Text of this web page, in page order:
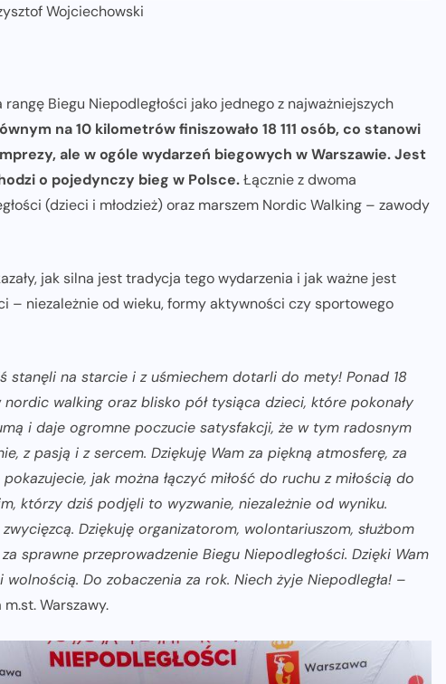
Wojciechowski
Biegu Niepodległości jako jednego z najważniejszych
na 10 kilometrów finiszowało 18 111 osób, co stanowi
ale w ogóle wydarzeń biegowych w Warszawie. Jest
o pojedynczy bieg w Polsce.Łącznie z dwoma
(dzieci i młodzież) oraz marszem Nordic Walking – zawody
jak silna jest tradycja tego wydarzenia i jak ważne jest
– niezależnie od wieku, formy aktywności czy sportowego
stanęli na starcie i z uśmiechem dotarli do mety! Ponad 18
walking oraz blisko pół tysiąca dzieci, które pokonały
i daje ogromne poczucie satysfakcji, że w tym radosnym
z pasją i z sercem. Dziękuję Wam za piękną atmosferę, za
jak można łączyć miłość do ruchu z miłością do
którzy dziś podjęli to wyzwanie, niezależnie od wyniku.
Dziękuję organizatorom, wolontariuszom, służbom
sprawne przeprowadzenie Biegu Niepodległości. Dzięki Wam
Do zobaczenia za rok. Niech żyje Niepodległa! –
Warszawy.